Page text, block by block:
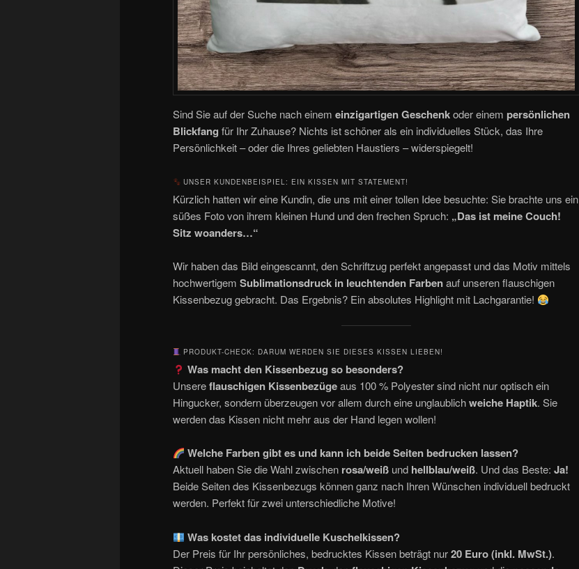
Sind Sie auf der Suche nach einem einzigartigen Geschenkoder einem persönlichen
Blickfang für Ihr Zuhause? Nichts ist schöner als ein individuelles Stück, das Ihre
Persönlichkeit – oder die Ihres geliebten Haustiers – widerspiegelt!
UNSER KUNDENBEISPIEL: EIN KISSEN MIT STATEMENT!
Kürzlich hatten wir eine Kundin, die uns mit einer tollen Idee besuchte: Sie brachte uns ein
süßes Foto von ihrem kleinen Hund und den frechen Spruch: „Das ist meine Couch!
Sitz woanders…“
Wir haben das Bild eingescannt, den Schriftzug perfekt angepasst und das Motiv mittels
hochwertigem Sublimationsdruck in leuchtenden Farbenauf unseren flauschigen
Kissenbezug gebracht. Das Ergebnis? Ein absolutes Highlight mit Lachgarantie!
PRODUKT-CHECK: DARUM WERDEN SIE DIESES KISSEN LIEBEN!
Was macht den Kissenbezug so besonders?
Unsereflauschigen Kissenbezügeaus 100 % Polyester sind nicht nur optisch ein
Hingucker, sondern überzeugen vor allem durch eine unglaublichweiche Haptik. Sie
werden das Kissen nicht mehr aus der Hand legen wollen!
Welche Farben gibt es und kann ich beide Seiten bedrucken lassen?
Aktuell haben Sie die Wahl zwischen rosa/weiß und hellblau/weiß. Und das Beste: Ja!
Beide Seiten des Kissenbezugs können ganz nach Ihren Wünschen individuell bedruckt
werden. Perfekt für zwei unterschiedliche Motive!
Was kostet das individuelle Kuschelkissen?
Der Preis für Ihr persönliches, bedrucktes Kissen beträgt nur20 Euro (inkl. MwSt.).